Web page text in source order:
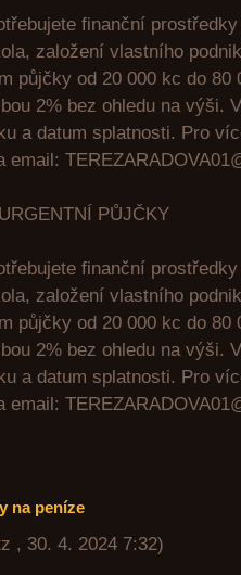
finanční
založení vlastního
půjčky od 20 000 kc do 80
2% bez ohledu na výši.
a datum splatnosti. Pro
email:
PŮJČKY
finanční
založení vlastního
půjčky od 20 000 kc do 80
2% bez ohledu na výši.
a datum splatnosti. Pro
email:
na peníze
, 30. 4. 2024 7:32)